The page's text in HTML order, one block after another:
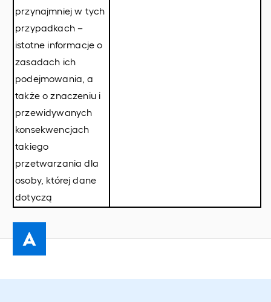
przynajmniej w tych
przypadkach –
istotne informacje o
zasadach ich
podejmowania, a
także o znaczeniu i
przewidywanych
konsekwencjach
takiego
przetwarzania dla
osoby, której dane
dotyczą